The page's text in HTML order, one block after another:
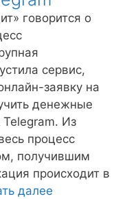
говорится о
сервис,
заявку на
денежные
Telegram. Из
процесс
получившим
происходит в
далее